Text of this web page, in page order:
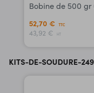
Bobine de 500 gr
52,70 €
TTC
43,92 € HT
KITS-DE-SOUDURE-